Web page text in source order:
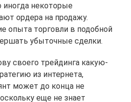
некоторые
ордера на продажу.
опыта торговли в подобной
убыточные сделки.
своего трейдинга какую-
из интернета,
может до конца не
еще не знает